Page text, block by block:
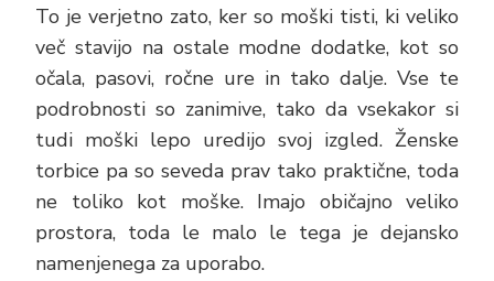
To je verjetno zato, ker so moški tisti, ki veliko
več stavijo na ostale modne dodatke, kot so
očala, pasovi, ročne ure in tako dalje. Vse te
podrobnosti so zanimive, tako da vsekakor si
tudi moški lepo uredijo svoj izgled. Ženske
torbice pa so seveda prav tako praktične, toda
ne toliko kot moške. Imajo običajno veliko
prostora, toda le malo le tega je dejansko
namenjenega za uporabo.